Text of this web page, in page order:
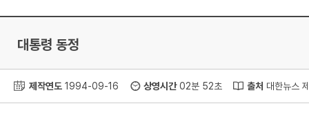
대통령 동정
제작연도 1994-09-16 상영시간02분 52초 출처 대한뉴스